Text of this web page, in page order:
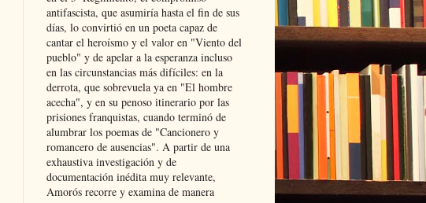
antifascista, que asumiría hasta el fin de sus
días, lo convirtió en un poeta capaz de
cantar el heroísmo y el valor en "Viento del
pueblo" y de apelar a la esperanza incluso
en las circunstancias más difíciles: en la
derrota, que sobrevuela ya en "El hombre
acecha", y en su penoso itinerario por las
prisiones franquistas, cuando terminó de
alumbrar los poemas de "Cancionero y
romancero de ausencias". A partir de una
exhaustiva investigación y de
documentación inédita muy relevante,
Amorós recorre y examina de manera